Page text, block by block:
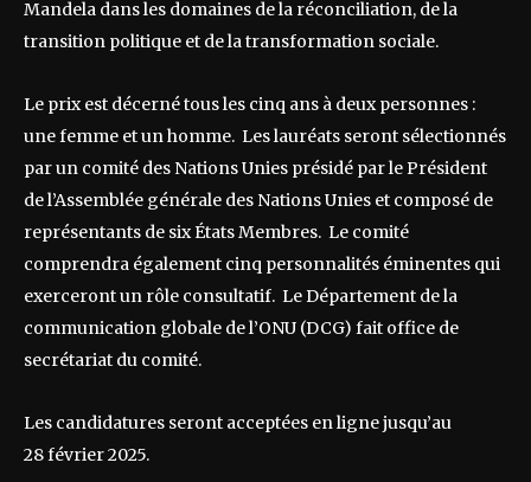
Mandela dans les domaines de la réconciliation, de la
transition politique et de la transformation sociale.
Le prix est décerné tous les cinq ans à deux personnes :
une femme et un homme. Les lauréats seront sélectionnés
par un comité des Nations Unies présidé par le Président
de l’Assemblée générale des Nations Unies et composé de
représentants de six États Membres. Le comité
comprendra également cinq personnalités éminentes qui
exerceront un rôle consultatif. Le Département de la
communication globale de l’ONU (DCG) fait office de
secrétariat du comité.
Les candidatures seront acceptées en ligne jusqu’au
28 février 2025.